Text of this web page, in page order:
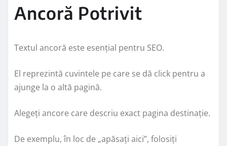
Ancoră Potrivit
Textul ancoră este esențial pentru SEO.
El reprezintă cuvintele pe care se dă click pentru a
ajunge la o altă pagină.
Alegeți ancore care descriu exact pagina destinație.
De exemplu, în loc de „apăsați aici”, folosiți